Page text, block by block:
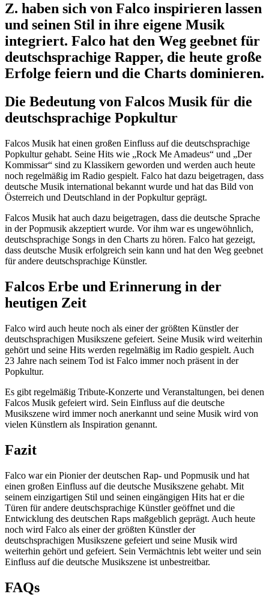
Z. haben sich von Falco inspirieren lassen
und seinen Stil in ihre eigene Musik
integriert. Falco hat den Weg geebnet für
deutschsprachige Rapper, die heute große
Erfolge feiern und die Charts dominieren.
Die Bedeutung von Falcos Musik für die
deutschsprachige Popkultur
Falcos Musik hat einen großen Einfluss auf die deutschsprachige
Popkultur gehabt. Seine Hits wie „Rock Me Amadeus“ und „Der
Kommissar“ sind zu Klassikern geworden und werden auch heute
noch regelmäßig im Radio gespielt. Falco hat dazu beigetragen, dass
deutsche Musik international bekannt wurde und hat das Bild von
Österreich und Deutschland in der Popkultur geprägt.
Falcos Musik hat auch dazu beigetragen, dass die deutsche Sprache
in der Popmusik akzeptiert wurde. Vor ihm war es ungewöhnlich,
deutschsprachige Songs in den Charts zu hören. Falco hat gezeigt,
dass deutsche Musik erfolgreich sein kann und hat den Weg geebnet
für andere deutschsprachige Künstler.
Falcos Erbe und Erinnerung in der
heutigen Zeit
Falco wird auch heute noch als einer der größten Künstler der
deutschsprachigen Musikszene gefeiert. Seine Musik wird weiterhin
gehört und seine Hits werden regelmäßig im Radio gespielt. Auch
23 Jahre nach seinem Tod ist Falco immer noch präsent in der
Popkultur.
Es gibt regelmäßig Tribute-Konzerte und Veranstaltungen, bei denen
Falcos Musik gefeiert wird. Sein Einfluss auf die deutsche
Musikszene wird immer noch anerkannt und seine Musik wird von
vielen Künstlern als Inspiration genannt.
Fazit
Falco war ein Pionier der deutschen Rap- und Popmusik und hat
einen großen Einfluss auf die deutsche Musikszene gehabt. Mit
seinem einzigartigen Stil und seinen eingängigen Hits hat er die
Türen für andere deutschsprachige Künstler geöffnet und die
Entwicklung des deutschen Raps maßgeblich geprägt. Auch heute
noch wird Falco als einer der größten Künstler der
deutschsprachigen Musikszene gefeiert und seine Musik wird
weiterhin gehört und gefeiert. Sein Vermächtnis lebt weiter und sein
Einfluss auf die deutsche Musikszene ist unbestreitbar.
FAQs